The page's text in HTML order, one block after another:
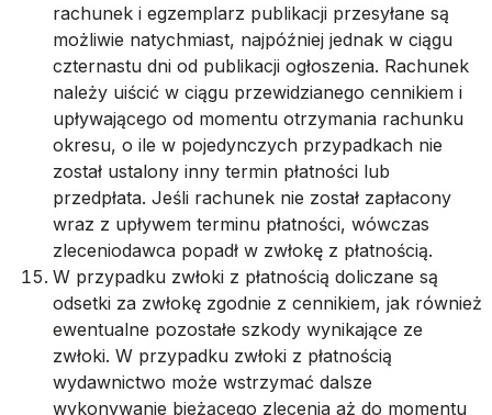
rachunek i egzemplarz publikacji przesyłane są
możliwie natychmiast, najpóźniej jednak w ciągu
czternastu dni od publikacji ogłoszenia. Rachunek
należy uiścić w ciągu przewidzianego cennikiem i
upływającego od momentu otrzymania rachunku
okresu, o ile w pojedynczych przypadkach nie
został ustalony inny termin płatności lub
przedpłata. Jeśli rachunek nie został zapłacony
wraz z upływem terminu płatności, wówczas
zleceniodawca popadł w zwłokę z płatnością.
W przypadku zwłoki z płatnością doliczane są
odsetki za zwłokę zgodnie z cennikiem, jak również
ewentualne pozostałe szkody wynikające ze
zwłoki. W przypadku zwłoki z płatnością
wydawnictwo może wstrzymać dalsze
wykonywanie bieżącego zlecenia aż do momentu